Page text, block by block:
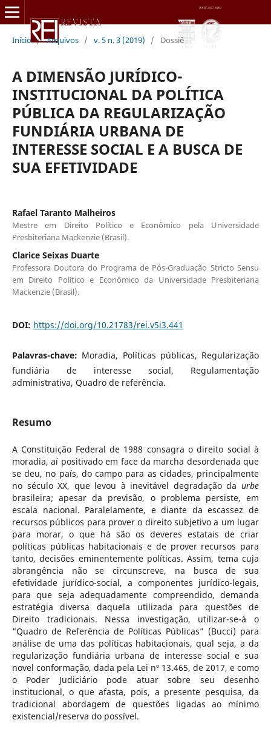
Início / Arquivos / v. 5 n. 3 (2019) / Dossiê
A DIMENSÃO JURÍDICO-
INSTITUCIONAL DA POLÍTICA
PÚBLICA DA REGULARIZAÇÃO
FUNDIÁRIA URBANA DE
INTERESSE SOCIAL E A BUSCA DE
SUA EFETIVIDADE
Rafael Taranto Malheiros
Mestre em Direito Político e Econômico pela Universidade
Presbiteriana Mackenzie (Brasil).
Clarice Seixas Duarte
Professora Doutora do Programa de Pós-Graduação Stricto Sensu
em Direito Político e Econômico da Universidade Presbiteriana
Mackenzie (Brasil).
DOI: https://doi.org/10.21783/rei.v5i3.441
Palavras-chave: Moradia, Políticas públicas, Regularização
fundiária de interesse social, Regulamentação
administrativa, Quadro de referência.
Resumo
A Constituição Federal de 1988 consagra o direito social à
moradia, aí positivado em face da marcha desordenada que
se deu, no país, do campo para as cidades, principalmente
no século XX, que levou à inevitável degradação daurbe
brasileira; apesar da previsão, o problema persiste, em
escala nacional. Paralelamente, e diante da escassez de
recursos públicos para prover o direito subjetivo a um lugar
para morar, o que há são os deveres estatais de criar
políticas públicas habitacionais e de prover recursos para
tanto, decisões eminentemente políticas. Assim, tema cuja
abrangência não se circunscreve, na busca de sua
efetividade jurídico-social, a componentes jurídico-legais,
para que seja adequadamente compreendido, demanda
estratégia diversa daquela utilizada para questões de
Direito tradicionais. Nessa investigação, utilizar-se-á o
“Quadro de Referência de Políticas Públicas” (Bucci) para
análise de uma das políticas habitacionais, qual seja, a da
regularização fundiária urbana de interesse social e sua
novel conformação, dada pela Lei nº 13.465, de 2017, e como
o Poder Judiciário pode atuar sobre seu desenho
institucional, o que afasta, pois, a presente pesquisa, da
tradicional abordagem de questões ligadas ao mínimo
existencial/reserva do possível.